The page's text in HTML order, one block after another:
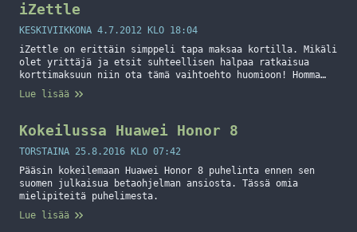
iZettle
KESKIVIIKKONA 4.7.2012 KLO 18:04
iZettle on erittäin simppeli tapa maksaa kortilla. Mikäli
olet yrittäjä ja etsit suhteellisen halpaa ratkaisua
korttimaksuun niin ota tämä vaihtoehto huomioon! Homma
luonnistui erittäin sujuvasti ja mitään ongelmia ei ole
ilmennyt kun olen testaillut sitä. Tähän vielä lopuksi se
video. In short: we only charge for successful
transactions. For… Jatka lukemista iZettle
Lue lisää
Kokeilussa Huawei Honor 8
TORSTAINA 25.8.2016 KLO 07:42
Pääsin kokeilemaan Huawei Honor 8 puhelinta ennen sen
suomen julkaisua betaohjelman ansiosta. Tässä omia
mielipiteitä puhelimesta.
Lue lisää